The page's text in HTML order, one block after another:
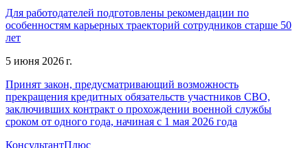
Для работодателей подготовлены рекомендации по
особенностям карьерных траекторий сотрудников старше 50
лет
5 июня 2026 г.
Принят закон, предусматривающий возможность
прекращения кредитных обязательств участников СВО,
заключивших контракт о прохождении военной службы
сроком от одного года, начиная с 1 мая 2026 года
КонсультантПлюс